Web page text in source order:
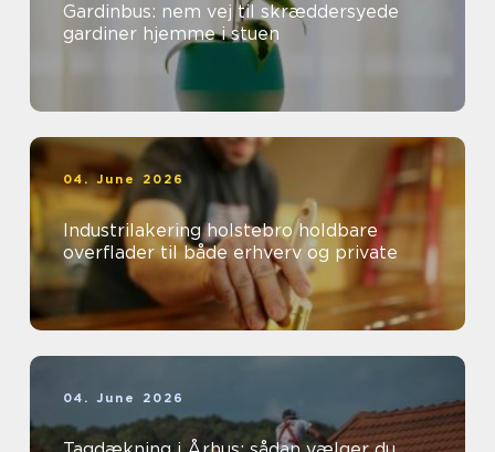
Gardinbus: nem vej til skræddersyede
gardiner hjemme i stuen
04. June 2026
Industrilakering holstebro holdbare
overflader til både erhverv og private
04. June 2026